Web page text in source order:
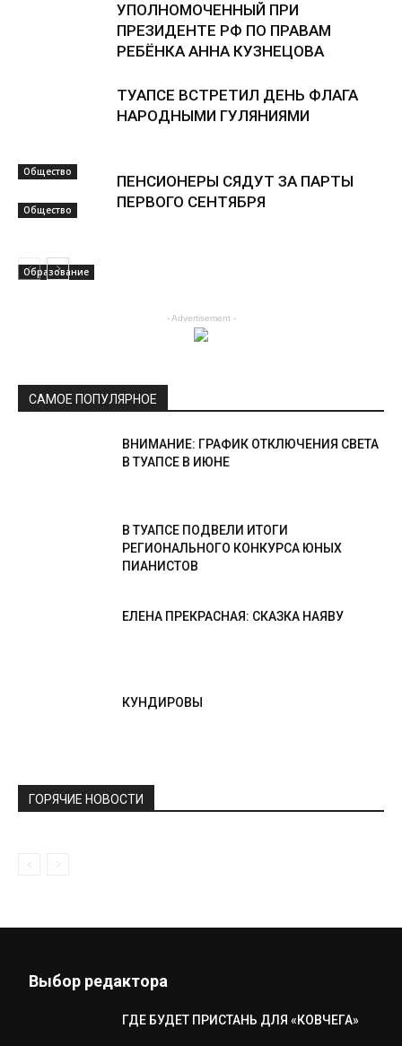
Общество
УПОЛНОМОЧЕННЫЙ ПРИ
ПРЕЗИДЕНТЕ РФ ПО ПРАВАМ
РЕБЁНКА АННА КУЗНЕЦОВА
Общество
ТУАПСЕ ВСТРЕТИЛ ДЕНЬ ФЛАГА
НАРОДНЫМИ ГУЛЯНИЯМИ
Образование
ПЕНСИОНЕРЫ СЯДУТ ЗА ПАРТЫ
ПЕРВОГО СЕНТЯБРЯ
- Advertisement -
САМОЕ ПОПУЛЯРНОЕ
ВНИМАНИЕ: ГРАФИК ОТКЛЮЧЕНИЯ СВЕТА
В ТУАПСЕ В ИЮНЕ
В ТУАПСЕ ПОДВЕЛИ ИТОГИ
РЕГИОНАЛЬНОГО КОНКУРСА ЮНЫХ
ПИАНИСТОВ
ЕЛЕНА ПРЕКРАСНАЯ: СКАЗКА НАЯВУ
КУНДИРОВЫ
ГОРЯЧИЕ НОВОСТИ
Выбор редактора
ГДЕ БУДЕТ ПРИСТАНЬ ДЛЯ «КОВЧЕГА»